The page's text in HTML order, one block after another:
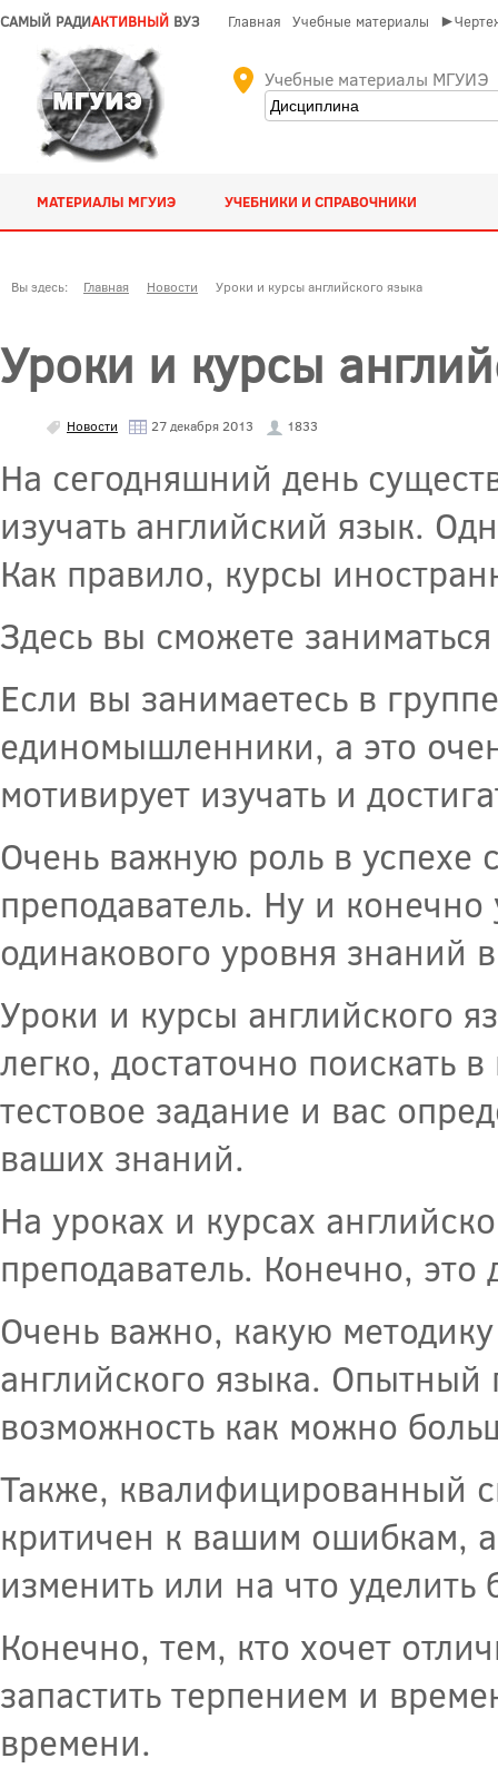
САМЫЙ РАДИАКТИВНЫЙ ВУЗ Главная Учебные материалы
Учебные материалы МГУИЭ
МАТЕРИАЛЫ МГУИЭ УЧЕБНИКИ И СПРАВОЧНИКИ
Вы здесь: Главная Новости Уроки и курсы английского языка
Уроки и курсы
Новости 27 декабря 2013 1833
На сегодняшний день
изучать английский язык.
Как правило, курсы
Здесь вы сможете
Если вы занимаетесь в
единомышленники, а это
мотивирует изучать и
Очень важную роль в успехе
преподаватель. Ну и
одинакового уровня знаний
Уроки и курсы английского
легко, достаточно поискать
тестовое задание и вас
ваших знаний.
На уроках и курсах
преподаватель. Конечно,
Очень важно, какую
английского языка. Опытный
возможность как можно
Также, квалифицированный
критичен к вашим ошибкам,
изменить или на что
Конечно, тем, кто хочет
запастить терпением и
времени.